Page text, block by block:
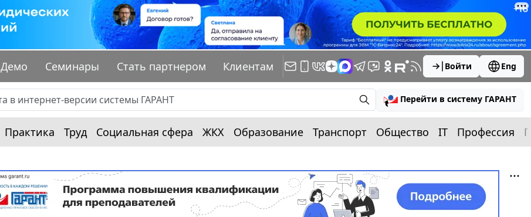
Демо Семинары Стать партнером Клиентам Войти Eng
Перейти в систему ГАРАНТ
Практика Труд Социальная сфера ЖКХ Образование Транспорт Общество IT Профессия